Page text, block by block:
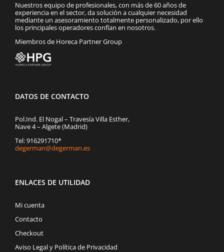
Nuestros equipo de profesionales, con más de 60 años de
experiencia en el sector, da solución a cualquier necesidad
mediante un asesoramiento totalmente personalizado, por ello
los principales operadores confían en nosotros.
Miembros de Horeca Partner Group
DATOS DE CONTACTO
Pol.Ind. El Nogal – Travesía Villa Esther,
Nave 4 – Algete (Madrid)
Tel: 916291710*
degerman@degerman.es
ENLACES DE UTILIDAD
Mi cuenta
Contacto
Checkout
Aviso Legal y Política de Privacidad